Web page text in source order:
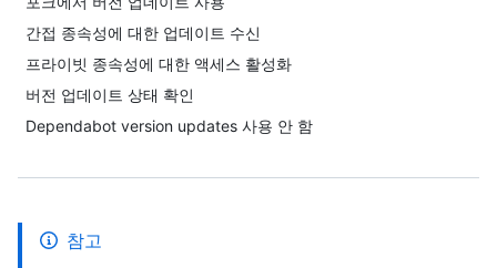
간접 종속성에 대한 업데이트 수신
프라이빗 종속성에 대한 액세스 활성화
버전 업데이트 상태 확인
Dependabot version updates 사용 안 함
참고